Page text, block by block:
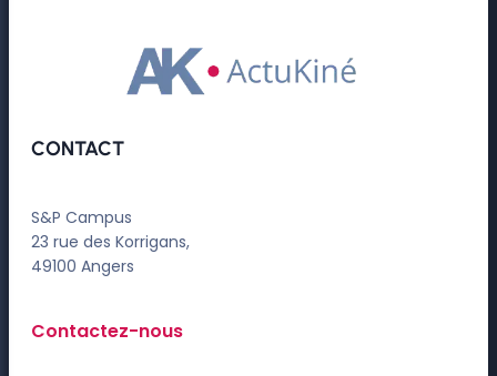
CONTACT
S&P Campus
23 rue des Korrigans,
49100 Angers
Contactez-nous